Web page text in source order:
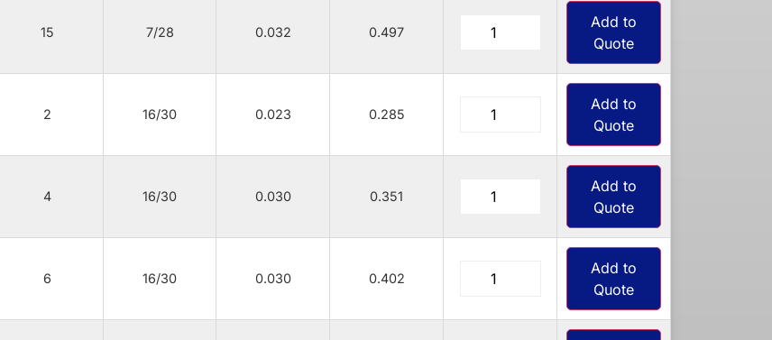
15 7/28 0.032 0.497
Add to
Quote
2 16/30 0.023 0.285
Add to
Quote
4 16/30 0.030 0.351
Add to
Quote
6 16/30 0.030 0.402
Add to
Quote